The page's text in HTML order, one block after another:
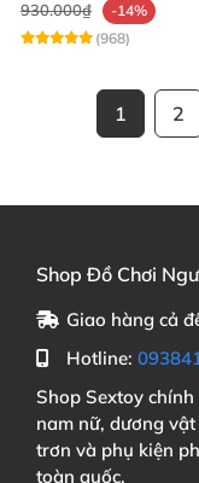
930.000₫
-14%
(968)
1 2
Shop Đồ Chơi
Giao hàng cả
Hotline:
Shop Sextoy
nam nữ, dương
trơn và phụ kiện
toàn quốc.